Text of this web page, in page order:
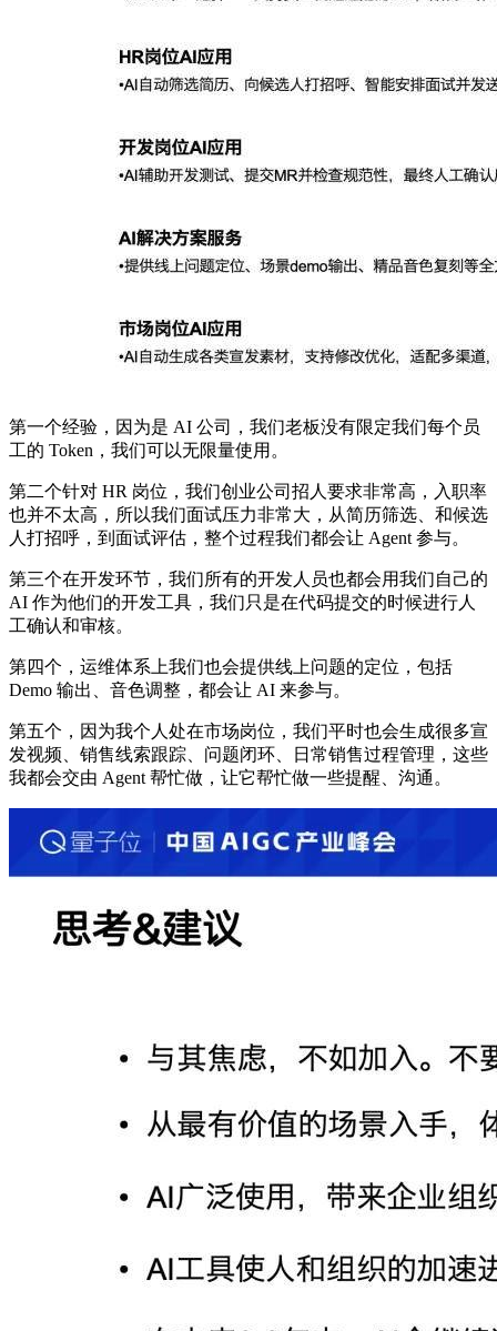
第一个经验，因为是 AI 公司，我们老板没有限定我们每个员
工的 Token，我们可以无限量使用。
第二个针对 HR 岗位，我们创业公司招人要求非常高，入职率
也并不太高，所以我们面试压力非常大，从简历筛选、和候选
人打招呼，到面试评估，整个过程我们都会让 Agent 参与。
第三个在开发环节，我们所有的开发人员也都会用我们自己的
AI 作为他们的开发工具，我们只是在代码提交的时候进行人
工确认和审核。
第四个，运维体系上我们也会提供线上问题的定位，包括
Demo 输出、音色调整，都会让 AI 来参与。
第五个，因为我个人处在市场岗位，我们平时也会生成很多宣
发视频、销售线索跟踪、问题闭环、日常销售过程管理，这些
我都会交由 Agent 帮忙做，让它帮忙做一些提醒、沟通。